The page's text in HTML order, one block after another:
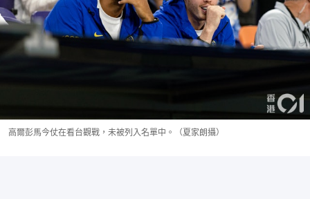
高爾彭馬今仗在看台觀戰，未被列入名單中。（夏家朗攝）